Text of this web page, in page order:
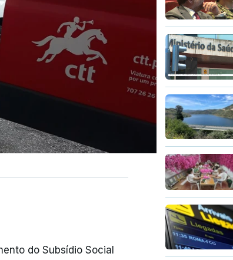
do Subsídio Social